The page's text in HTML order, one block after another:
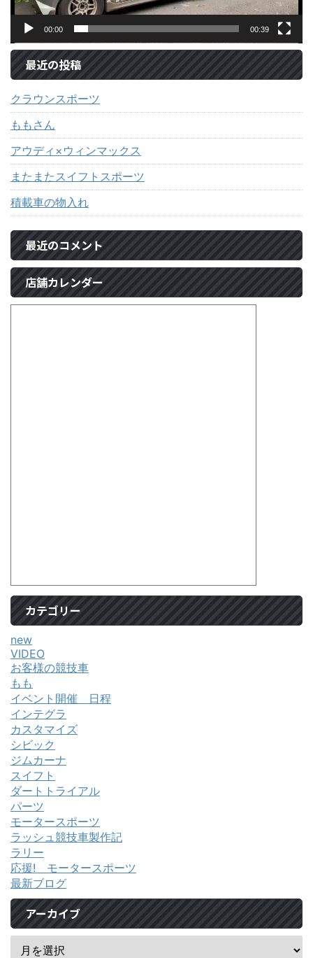
00:00 00:39
最近の投稿
クラウンスポーツ
ももさん
アウディ×ウィンマックス
またまたスイフトスポーツ
積載車の物入れ
最近のコメント
店舗カレンダー
カテゴリー
new
VIDEO
お客様の競技車
もも
イベント開催 日程
インテグラ
カスタマイズ
シビック
ジムカーナ
スイフト
ダートトライアル
パーツ
モータースポーツ
ラッシュ競技車製作記
ラリー
応援! モータースポーツ
最新ブログ
アーカイブ